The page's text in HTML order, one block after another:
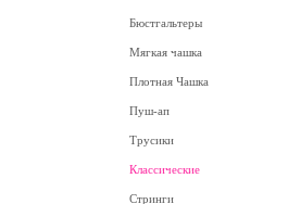
Бюстгальтеры
Мягкая чашка
Плотная Чашка
Пуш-ап
Трусики
Классические
Стринги